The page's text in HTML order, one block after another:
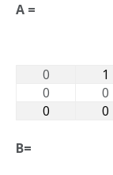
A =
0 1
0
0
0
0
B=